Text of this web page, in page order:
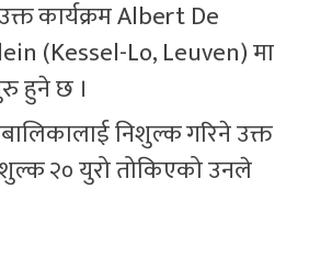
कार्यक्रम Albert De
(Kessel-Lo, Leuven) मा
हुने छ ।
निशुल्क गरिने उक्त
२० युरो तोकिएको उनले